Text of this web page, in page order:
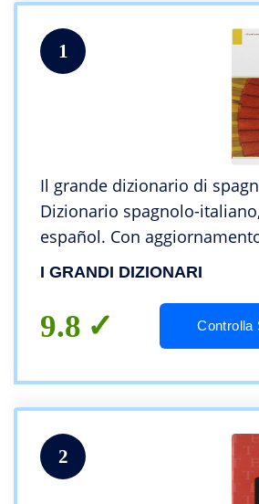
1
Il grande dizionario di
Dizionario spagnolo-
español. Con
I GRANDI DIZIONARI
9.8 Controlla
2